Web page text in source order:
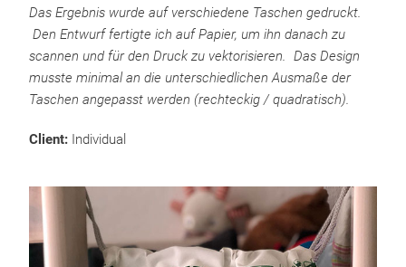
Das Ergebnis wurde auf verschiedene Taschen gedruckt.
Den Entwurf fertigte ich auf Papier, um ihn danach zu
scannen und für den Druck zu vektorisieren. Das Design
musste minimal an die unterschiedlichen Ausmaße der
Taschen angepasst werden (rechteckig / quadratisch).
Client: Individual